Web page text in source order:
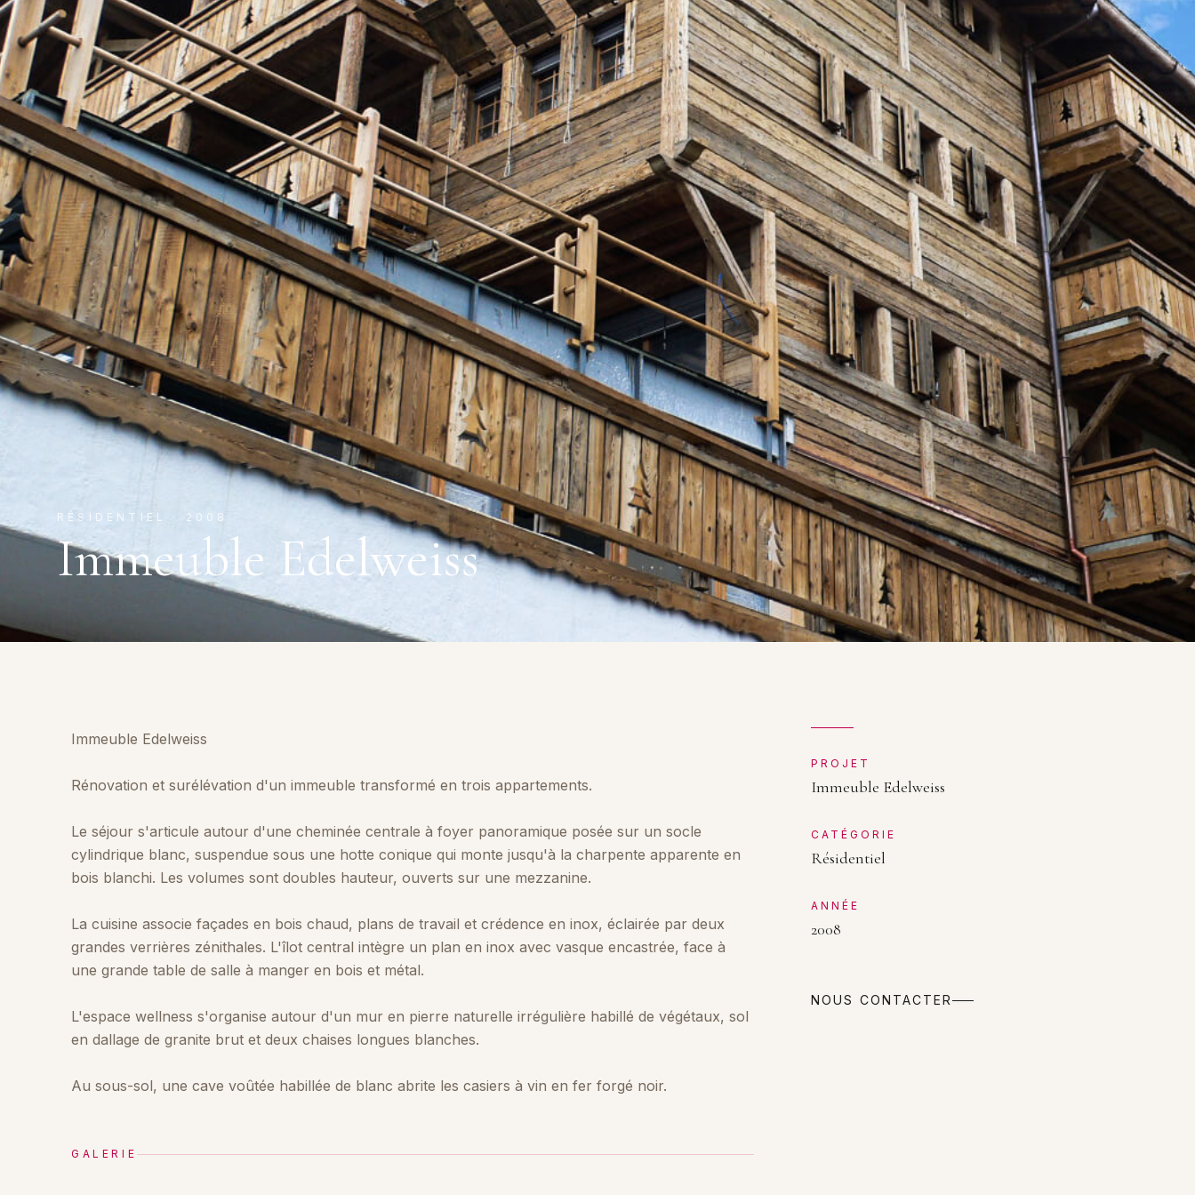
RÉSIDENTIEL · 2008
Immeuble Edelweiss
Immeuble Edelweiss
Rénovation et surélévation d'un immeuble transformé en trois appartements.
Le séjour s'articule autour d'une cheminée centrale à foyer panoramique posée sur un socle
cylindrique blanc, suspendue sous une hotte conique qui monte jusqu'à la charpente apparente en
bois blanchi. Les volumes sont doubles hauteur, ouverts sur une mezzanine.
La cuisine associe façades en bois chaud, plans de travail et crédence en inox, éclairée par deux
grandes verrières zénithales. L'îlot central intègre un plan en inox avec vasque encastrée, face à
une grande table de salle à manger en bois et métal.
L'espace wellness s'organise autour d'un mur en pierre naturelle irrégulière habillé de végétaux, sol
en dallage de granite brut et deux chaises longues blanches.
Au sous-sol, une cave voûtée habillée de blanc abrite les casiers à vin en fer forgé noir.
GALERIE
PROJET
Immeuble Edelweiss
CATÉGORIE
Résidentiel
ANNÉE
2008
NOUS CONTACTER